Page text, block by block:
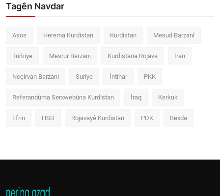
Tagên Navdar
Asos Herema Kurdistan Kurdistan Mesud Barzanî
Türkiye Mesrur Barzani Kurdistana Rojava İran
Neçirvan Barzani Suriye İntîhar PKK
Referandûma Serxwebûna Kurdistan İraq Kerkuk
Efrin HSD Rojavayê Kurdistan PDK Bexda